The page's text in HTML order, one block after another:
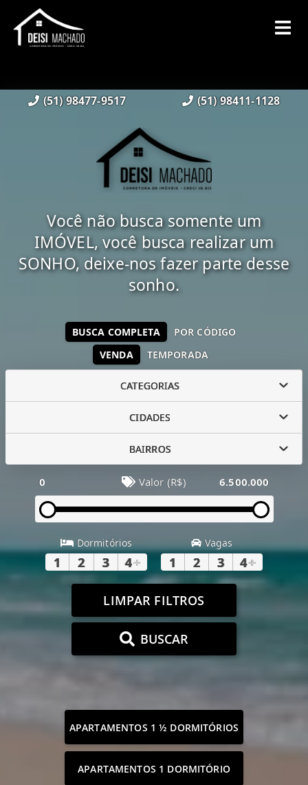
(51) 98477-9517 (51) 98411-1128
Você não busca somente um
IMÓVEL, você busca realizar um
SONHO, deixe-nos fazer parte desse
sonho.
VENDA TEMPORADA
BUSCA COMPLETA POR CÓDIGO
CATEGORIAS
CIDADES
BAIRROS
0 Valor (R$) 6.500.000
Dormitórios
1 2 3 4+
Vagas
1 2 3 4+
LIMPAR FILTROS
BUSCAR
APARTAMENTOS 1 ½ DORMITÓRIOS
APARTAMENTOS 1 DORMITÓRIO